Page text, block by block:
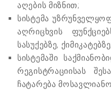
აღების მიზნით;
სისტემა
აღრიცხვის
სასუქებზე, ქიმიკატებზე;
სისტემაში
რეგისტრაციისას
ჩატარება